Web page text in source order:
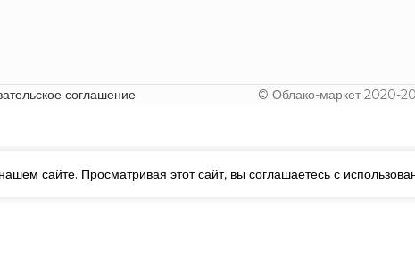
соглашение © Облако-маркет 2020-
сайте. Просматривая этот сайт, вы соглашаетесь с